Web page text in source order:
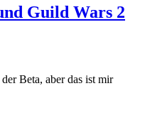
Guild Wars 2
Beta, aber das ist mir